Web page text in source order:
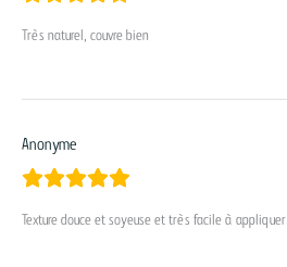
Très naturel, couvre bien
Anonyme
Texture douce et soyeuse et très facile à appliquer